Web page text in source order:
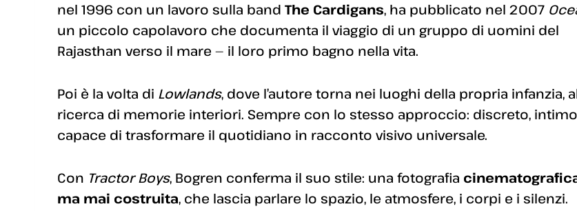
nel 1996 con un lavoro sulla band The Cardigans, ha pubblicato nel 2007
un piccolo capolavoro che documenta il viaggio di un gruppo di uomini del
Rajasthan verso il mare — il loro primo bagno nella vita.
Poi è la volta di Lowlands, dove l’autore torna nei luoghi della propria infanzia,
ricerca di memorie interiori. Sempre con lo stesso approccio: discreto,
capace di trasformare il quotidiano in racconto visivo universale.
Con Tractor Boys, Bogren conferma il suo stile: una fotografia
ma mai costruita, che lascia parlare lo spazio, le atmosfere, i corpi e i silenzi.